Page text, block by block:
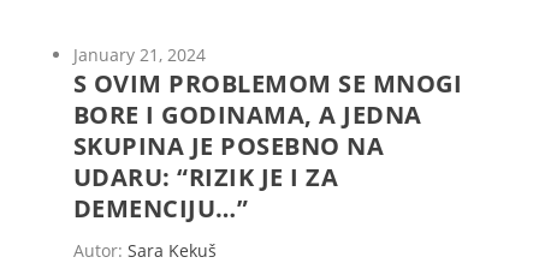
January 21, 2024
S OVIM PROBLEMOM SE MNOGI
BORE I GODINAMA, A JEDNA
SKUPINA JE POSEBNO NA
UDARU: “RIZIK JE I ZA
DEMENCIJU…”
Autor: Sara Kekuš